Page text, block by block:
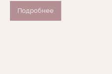
Подробнее